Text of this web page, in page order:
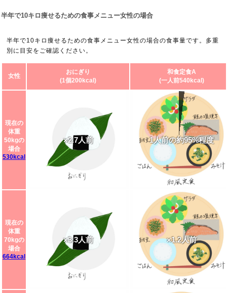
半年で10キロ痩せるための食事メニュー女性の場合
半年で10キロ痩せるための食事メニュー女性の場合の食事量です。多重
別に目安をご確認ください。
女性
おにぎり
(1個200kcal)
和食定食A
(一人前540kcal)
現在の
体重
50kgの
場合
530kcal
×2.7人前 1人前の約95%程度
現在の
体重
70kgの
場合
664kcal
×3.3人前 ×1.2人前